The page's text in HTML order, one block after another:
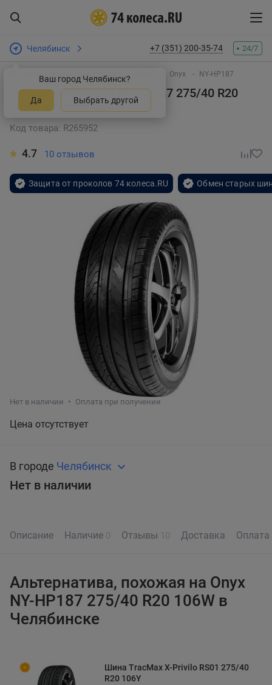
Челябинск
Ваш город Челябинск?
Да Выбрать другой
+7 (351) 200-35-74 24/7
Интернет-магазин шин и дисков Onyx NY-HP187
Летняя шина Onyx NY-HP187 275/40 R20
106W
в Челябинске
Код товара: R265952
4.7 10 отзывов
Защита от проколов 74 колеса.RU Обмен старых
Нет в наличии Оплата при получении
Цена отсутствует
В городе Челябинск
Нет в наличии
Описание Наличие 0 Отзывы 10 Доставка Оплата
Альтернатива, похожая на Onyx
NY-HP187 275/40 R20 106W в
Челябинске
Шина TracMax X-Privilo RS01 275/40
R20 106Y